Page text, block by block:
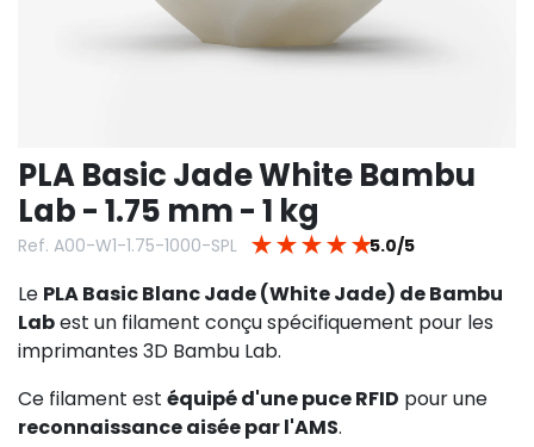
PLA Basic Jade White Bambu
Lab - 1.75 mm - 1 kg
Ref. A00-W1-1.75-1000-SPL ★ ★ ★ ★ ★5.0/5
Le PLA Basic Blanc Jade (White Jade) de Bambu
Labest un filament conçu spécifiquement pour les
imprimantes 3D Bambu Lab.
Ce filament est équipé d'une puce RFID pour une
reconnaissance aisée par l'AMS.